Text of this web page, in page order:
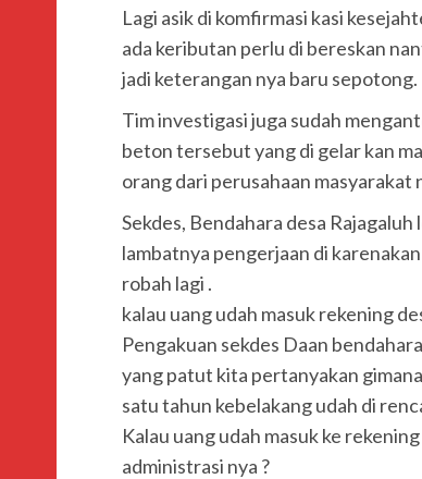
Lagi asik di komfirmasi kasi
ada keributan perlu di bereskan
jadi keterangan nya baru sepotong.
Tim investigasi juga sudah
beton tersebut yang di gelar kan
orang dari perusahaan masyarakat
Sekdes, Bendahara desa
lambatnya pengerjaan di
robah lagi .
kalau uang udah masuk rekening
Pengakuan sekdes Daan
yang patut kita pertanyakan
satu tahun kebelakang udah di
Kalau uang udah masuk ke
administrasi nya ?